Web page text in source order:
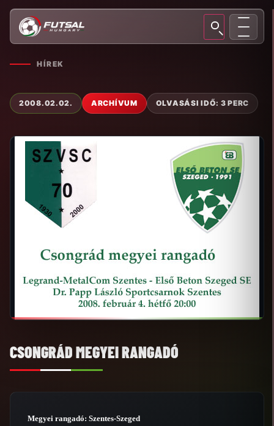
HÍREK
2008.02.02. ARCHÍVUM OLVASÁSI IDŐ: 3 PERC
CSONGRÁD MEGYEI RANGADÓ
Megyei rangadó: Szentes-Szeged